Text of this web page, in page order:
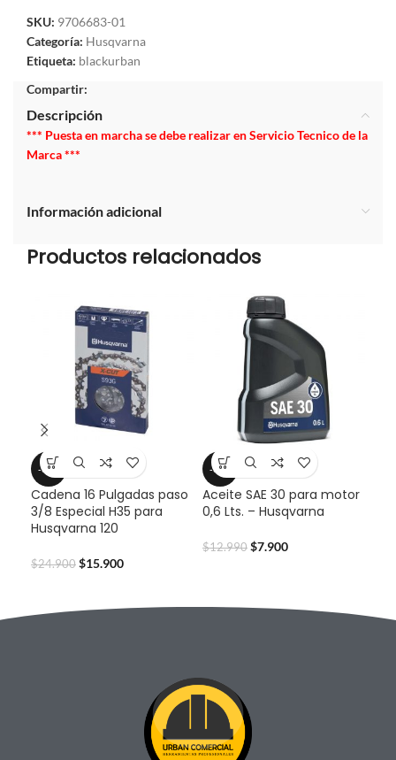
SKU: 9706683-01
Categoría: Husqvarna
Etiqueta: blackurban
Compartir:
Descripción
*** Puesta en marcha se debe realizar en Servicio Tecnico de la
Marca ***
Información adicional
Productos relacionados
-36%
Cadena 16 Pulgadas paso
3/8 Especial H35 para
Husqvarna 120
$24.900 $15.900
-39%
Aceite SAE 30 para motor
0,6 Lts. – Husqvarna
$12.990 $7.900